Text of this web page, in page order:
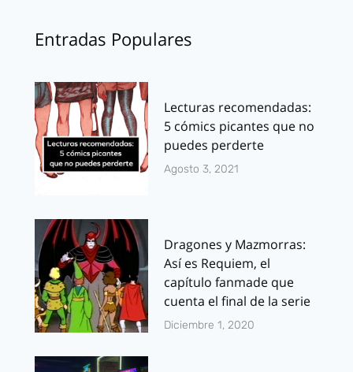
Entradas Populares
Lecturas recomendadas:
5 cómics picantes que no
puedes perderte
Agosto 3, 2021
Dragones y Mazmorras:
Así es Requiem, el
capítulo fanmade que
cuenta el final de la serie
Diciembre 1, 2020